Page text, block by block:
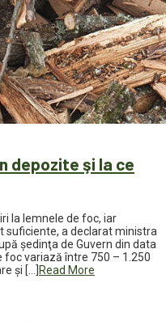
depozite şi la ce
la lemnele de foc, iar
suficiente, a declarat ministra
şedinţa de Guvern din data
foc variază între 750 – 1.250
și […] Read More